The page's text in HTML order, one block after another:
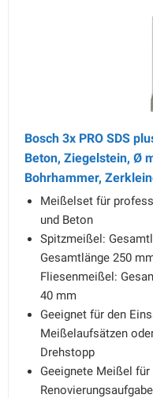
Bosch 3x PRO SDS
Beton, Ziegelstein, Ø
Bohrhammer,
Meißelset für
und Beton
Spitzmeißel:
Gesamtlänge 250
Fliesenmeißel:
40 mm
Geeignet für den
Meißelaufsätzen
Drehstopp
Geeignete Meißel